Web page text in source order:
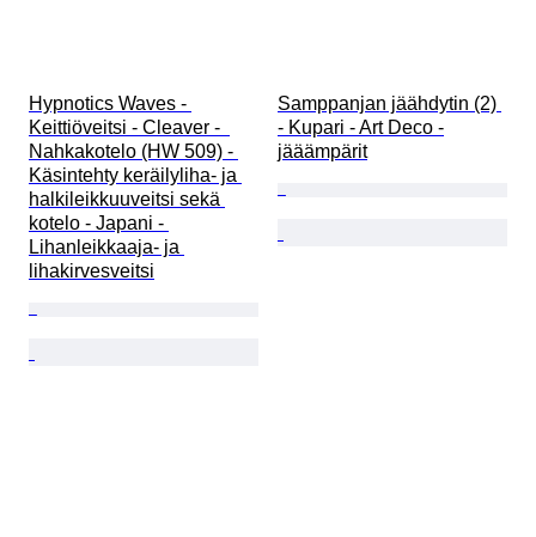
Hypnotics Waves -
Keittiöveitsi - Cleaver -
Nahkakotelo (HW 509) -
Käsintehty keräilyliha- ja
halkileikkuuveitsi sekä
kotelo - Japani -
Lihanleikkaaja- ja
lihakirvesveitsi
Samppanjan jäähdytin (2)
- Kupari - Art Deco -
jääämpärit